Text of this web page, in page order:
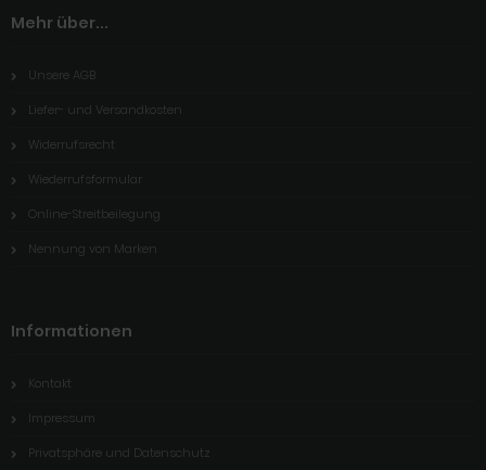
Mehr über...
Unsere AGB
Liefer- und Versandkosten
Widerrufsrecht
Wiederrufsformular
Online-Streitbeilegung
Nennung von Marken
Informationen
Kontakt
Impressum
Privatsphäre und Datenschutz